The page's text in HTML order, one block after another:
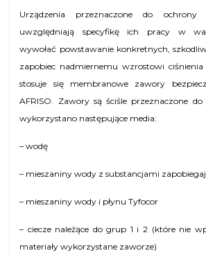
Urządzenia przeznaczone do ochrony
uwzględniają specyfikę ich pracy w
wywołać powstawanie konkretnych,
zapobiec nadmiernemu wzrostowi
stosuje się membranowe zawory
AFRISO. Zawory są ściśle przeznaczone
wykorzystano następujące media:
– wodę
– mieszaniny wody z substancjami
– mieszaniny wody i płynu Tyfocor
– ciecze należące do grup 1 i 2 (które nie
materiały wykorzystane zaworze)